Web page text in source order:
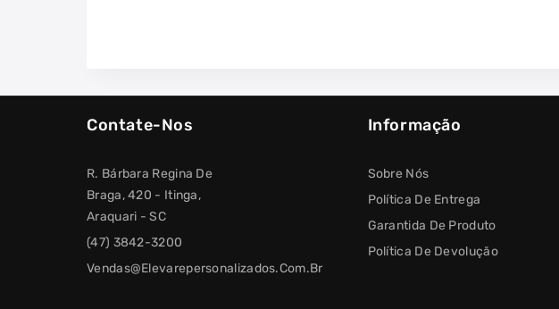
Contate-Nos
R. Bárbara Regina De
Braga, 420 - Itinga,
Araquari - SC
(47) 3842-3200
Vendas@elevarepersonalizados.com.br
Informação
Sobre Nós
Política De Entrega
Garantida De Produto
Política De Devolução